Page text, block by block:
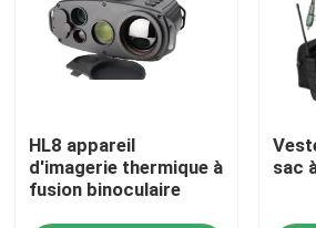
Casque ballistique tactique
Équipement à l'épreuve des balles
HL8 appareil
d'imagerie thermique à
fusion binoculaire
sac